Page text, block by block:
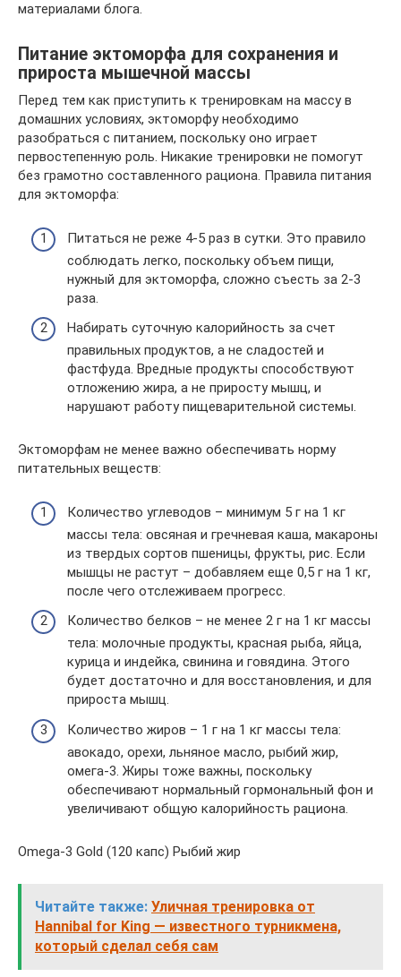
материалами блога.
Питание эктоморфа для сохранения и
прироста мышечной массы
Перед тем как приступить к тренировкам на массу в
домашних условиях, эктоморфу необходимо
разобраться с питанием, поскольку оно играет
первостепенную роль. Никакие тренировки не помогут
без грамотно составленного рациона. Правила питания
для эктоморфа:
Питаться не реже 4-5 раз в сутки. Это правило
соблюдать легко, поскольку объем пищи,
нужный для эктоморфа, сложно съесть за 2-3
раза.
Набирать суточную калорийность за счет
правильных продуктов, а не сладостей и
фастфуда. Вредные продукты способствуют
отложению жира, а не приросту мышц, и
нарушают работу пищеварительной системы.
Эктоморфам не менее важно обеспечивать норму
питательных веществ:
Количество углеводов – минимум 5 г на 1 кг
массы тела: овсяная и гречневая каша, макароны
из твердых сортов пшеницы, фрукты, рис. Если
мышцы не растут – добавляем еще 0,5 г на 1 кг,
после чего отслеживаем прогресс.
Количество белков – не менее 2 г на 1 кг массы
тела: молочные продукты, красная рыба, яйца,
курица и индейка, свинина и говядина. Этого
будет достаточно и для восстановления, и для
прироста мышц.
Количество жиров – 1 г на 1 кг массы тела:
авокадо, орехи, льняное масло, рыбий жир,
омега-3. Жиры тоже важны, поскольку
обеспечивают нормальный гормональный фон и
увеличивают общую калорийность рациона.
Omega-3 Gold (120 капс) Рыбий жир
Читайте также: Уличная тренировка от
Hannibal for King — известного турникмена,
который сделал себя сам